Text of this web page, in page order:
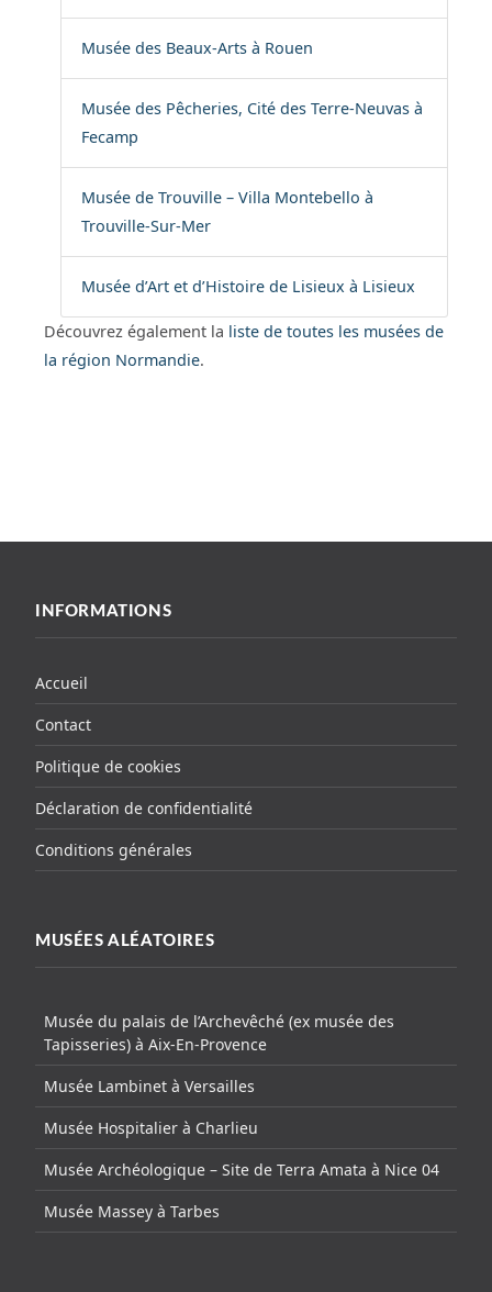
Musée des Beaux-Arts à Rouen
Musée des Pêcheries, Cité des Terre-Neuvas à
Fecamp
Musée de Trouville – Villa Montebello à
Trouville-Sur-Mer
Musée d’Art et d’Histoire de Lisieux à Lisieux
Découvrez également la liste de toutes les musées de
la région Normandie.
INFORMATIONS
Accueil
Contact
Politique de cookies
Déclaration de confidentialité
Conditions générales
MUSÉES ALÉATOIRES
Musée du palais de l’Archevêché (ex musée des
Tapisseries) à Aix-En-Provence
Musée Lambinet à Versailles
Musée Hospitalier à Charlieu
Musée Archéologique – Site de Terra Amata à Nice 04
Musée Massey à Tarbes